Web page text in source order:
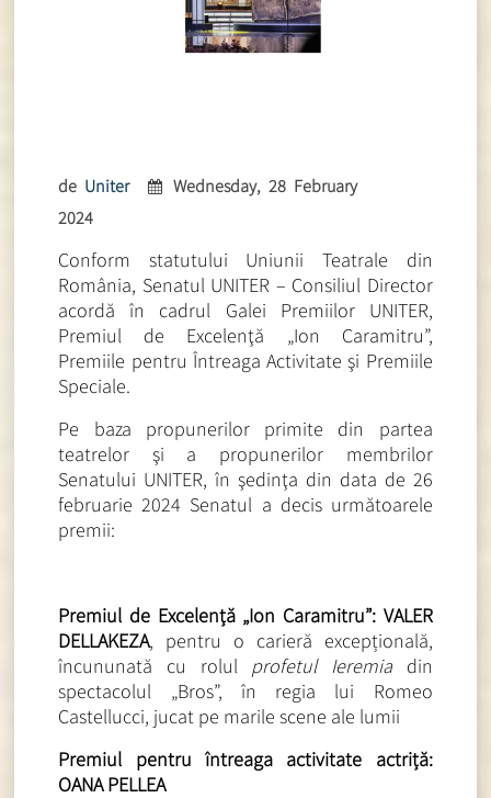
de Uniter
Wednesday, 28 February
2024
Conform statutului Uniunii Teatrale din
România, Senatul UNITER – Consiliul Director
acordă în cadrul Galei Premiilor UNITER,
Premiul de Excelenţă „Ion Caramitru”,
Premiile pentru Întreaga Activitate şi Premiile
Speciale.
Pe baza propunerilor primite din partea
teatrelor şi a propunerilor membrilor
Senatului UNITER, în şedinţa din data de 26
februarie 2024 Senatul a decis următoarele
premii:
Premiul de Excelență „Ion Caramitru”: VALER
DELLAKEZA, pentru o carieră excepțională,
încununată cu rolul profetul Ieremiadin
spectacolul „Bros”, în regia lui Romeo
Castellucci, jucat pe marile scene ale lumii
Premiul pentru întreaga activitate actriță:
OANA PELLEA